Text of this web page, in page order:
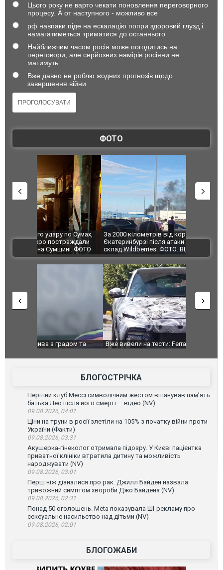
Цього року не варто чекати поновлення переговорного
процесу. А от наступного - можливо все
рф навпаки піде на ескалацію попри здоровий глузд і
намагатиметься триматися до останнього
Найближчим часом росія може погодитись на
переговори, але серйозних намірів росіяни не
матимуть
Вже давно не роблю жодних прогнозів щодо
завершення війни
ФОТО
За 2000 кілометрів від кордону з Україною: в
Єкатеринбурзі після атаки дронів загорівся
склад Wildberries. ФОТО. ВІДЕО
"Мої
ВІДЕО
Вже вивели на тести: Ferrari готує оновлення
позашляховика Purosangue. ВІДЕО
Вийшов
фільму
БЛОГОСТРІЧКА
Перший клуб Мессі символічним жестом вшанував пам’ять
батька Лео після його смерті — відео (NV)
09.08.2026, 04:01
Ціни на труни в росії злетіли на 105% з початку війни проти
України (Факти)
09.08.2026, 03:31
Акушерка-гінеколог отримала підозру. У Києві пацієнтка
приватної клініки втратила дитину та можливість
народжувати (NV)
09.08.2026, 03:01
Перш ніж дізналися про рак. Джилл Байден назвала
тривожний симптом хвороби Джо Байдена (NV)
09.08.2026, 02:31
Понад 50 оголошень. Meta показувала ШІ-рекламу про
сексуальне насильство над дітьми (NV)
09.08.2026, 02:01
БЛОГОЖАБИ